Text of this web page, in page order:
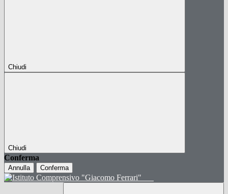
Chiudi
Chiudi
Conferma
Annulla Conferma